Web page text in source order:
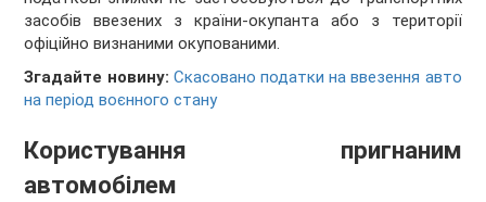
засобів ввезених з країни-окупанта або з території
офіційно визнаними окупованими.
Згадайте новину: Скасовано податки на ввезення авто
на період воєнного стану
Користування пригнаним
автомобілем